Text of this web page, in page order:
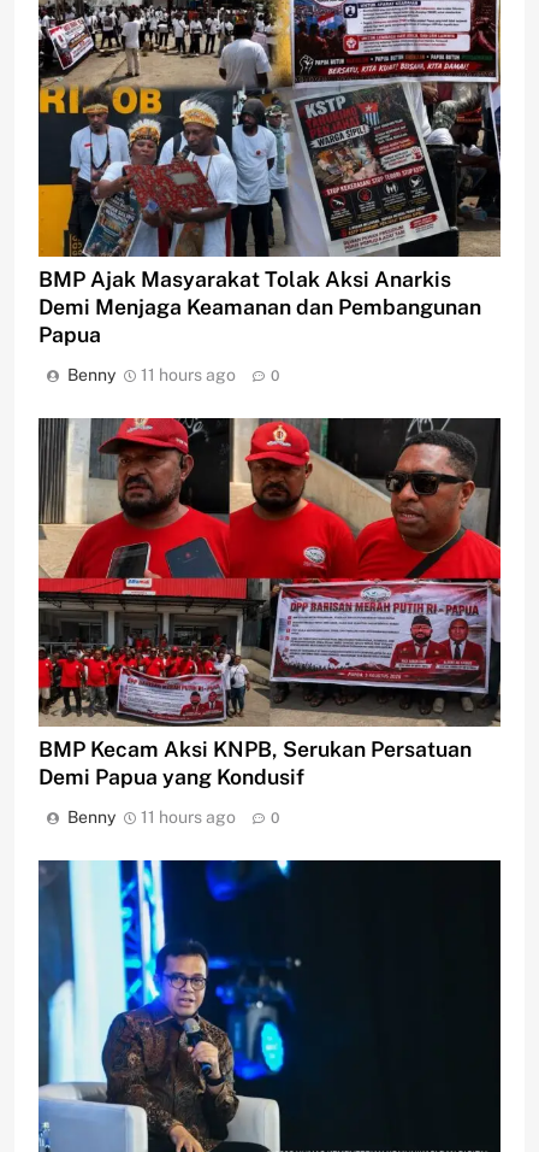
BMP Ajak Masyarakat Tolak Aksi Anarkis
Demi Menjaga Keamanan dan Pembangunan
Papua
Benny 11 hours ago 0
BMP Kecam Aksi KNPB, Serukan Persatuan
Demi Papua yang Kondusif
Benny 11 hours ago 0